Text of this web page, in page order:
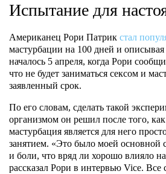
Испытание для
Американец Рори Патрик стал
мастурбации на 100 дней и
началось 5 апреля, когда Рори
что не будет заниматься сексом и
заявленный срок.
По его словам, сделать такой
организмом он решил после того,
мастурбация является для него
занятием. «Это было моей основной
и боли, что вряд ли хорошо влияло
рассказал Рори в интервью Vice. Все